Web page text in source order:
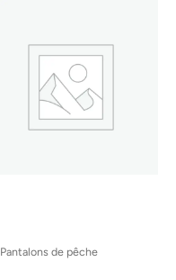
Pantalons de pêche